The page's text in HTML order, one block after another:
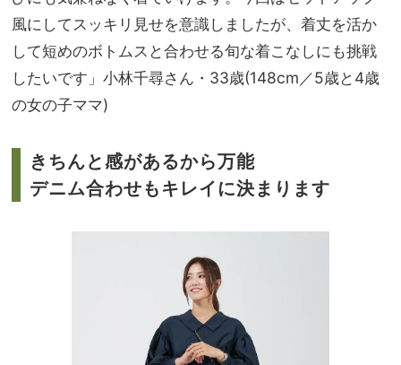
風にしてスッキリ見せを意識しましたが、着丈を活か
して短めのボトムスと合わせる旬な着こなしにも挑戦
したいです」小林千尋さん・33歳(148cm／5歳と4歳
の女の子ママ)
きちんと感があるから万能
デニム合わせもキレイに決まります